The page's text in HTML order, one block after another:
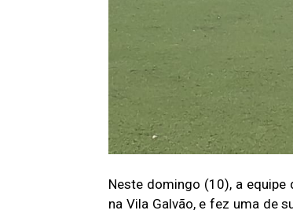
Neste domingo (10), a equipe
na Vila Galvão, e fez uma de